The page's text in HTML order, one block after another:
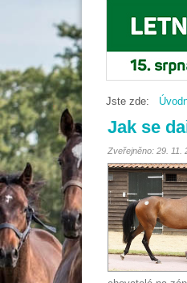
Jste zde:
Jak se
Zveřejněno: 29. 11.